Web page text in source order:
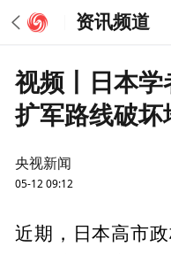
资讯频道
视频丨日本
扩军路线破坏
央视新闻
05-12 09:12
近期，日本高市